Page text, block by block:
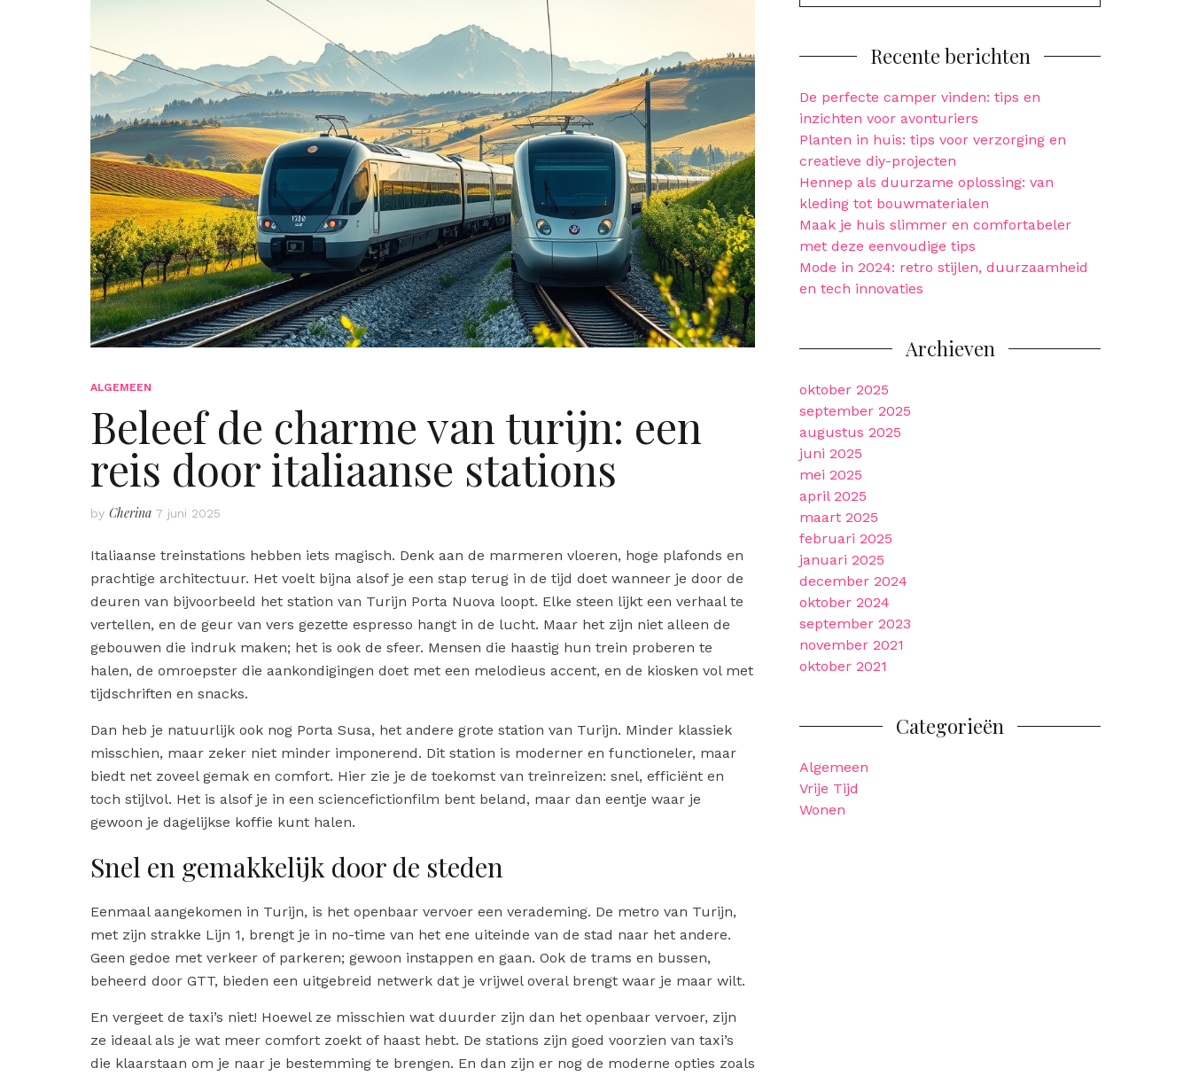
ALGEMEEN
Beleef de charme van turijn: een
reis door italiaanse stations
by Cherina 7 juni 2025
Italiaanse treinstations hebben iets magisch. Denk aan de marmeren vloeren, hoge plafonds en
prachtige architectuur. Het voelt bijna alsof je een stap terug in de tijd doet wanneer je door de
deuren van bijvoorbeeld het station van Turijn Porta Nuova loopt. Elke steen lijkt een verhaal te
vertellen, en de geur van vers gezette espresso hangt in de lucht. Maar het zijn niet alleen de
gebouwen die indruk maken; het is ook de sfeer. Mensen die haastig hun trein proberen te
halen, de omroepster die aankondigingen doet met een melodieus accent, en de kiosken vol met
tijdschriften en snacks.
Dan heb je natuurlijk ook nog Porta Susa, het andere grote station van Turijn. Minder klassiek
misschien, maar zeker niet minder imponerend. Dit station is moderner en functioneler, maar
biedt net zoveel gemak en comfort. Hier zie je de toekomst van treinreizen: snel, efficiënt en
toch stijlvol. Het is alsof je in een sciencefictionfilm bent beland, maar dan eentje waar je
gewoon je dagelijkse koffie kunt halen.
Snel en gemakkelijk door de steden
Eenmaal aangekomen in Turijn, is het openbaar vervoer een verademing. De metro van Turijn,
met zijn strakke Lijn 1, brengt je in no-time van het ene uiteinde van de stad naar het andere.
Geen gedoe met verkeer of parkeren; gewoon instappen en gaan. Ook de trams en bussen,
beheerd door GTT, bieden een uitgebreid netwerk dat je vrijwel overal brengt waar je maar wilt.
En vergeet de taxi’s niet! Hoewel ze misschien wat duurder zijn dan het openbaar vervoer, zijn
ze ideaal als je wat meer comfort zoekt of haast hebt. De stations zijn goed voorzien van taxi’s
die klaarstaan om je naar je bestemming te brengen. En dan zijn er nog de moderne opties zoals
for:
Recente berichten
De perfecte camper vinden: tips en
inzichten voor avonturiers
Planten in huis: tips voor verzorging en
creatieve diy-projecten
Hennep als duurzame oplossing: van
kleding tot bouwmaterialen
Maak je huis slimmer en comfortabeler
met deze eenvoudige tips
Mode in 2024: retro stijlen, duurzaamheid
en tech innovaties
Archieven
oktober 2025
september 2025
augustus 2025
juni 2025
mei 2025
april 2025
maart 2025
februari 2025
januari 2025
december 2024
oktober 2024
september 2023
november 2021
oktober 2021
Categorieën
Algemeen
Vrije Tijd
Wonen